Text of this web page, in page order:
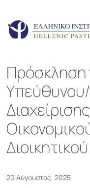
Πρόσκληση
20 Αύγουστος, 2025